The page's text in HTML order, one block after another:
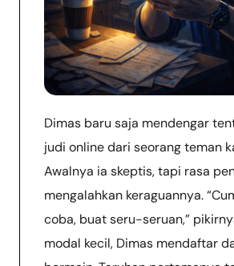
Dimas baru saja mendengar
judi online dari seorang teman
Awalnya ia skeptis, tapi rasa
mengalahkan keraguannya.
coba, buat seru-seruan,”
modal kecil, Dimas mendaftar